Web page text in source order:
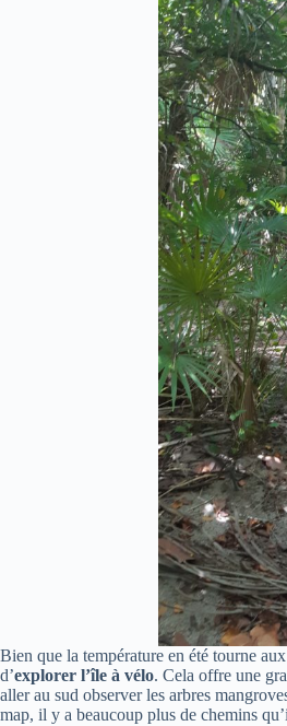
Bien que la température en été tourne
d’explorer l’île à vélo. Cela offre une
aller au sud observer les arbres
map, il y a beaucoup plus de chemins